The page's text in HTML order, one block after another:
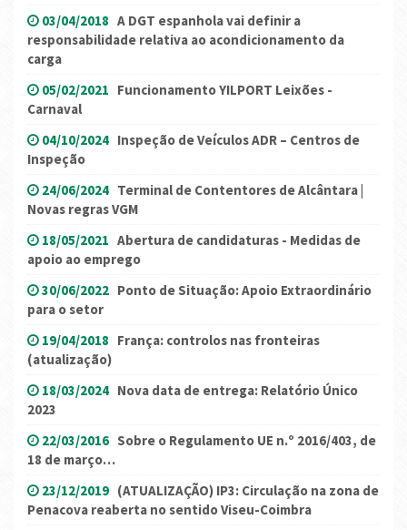
03/04/2018 A DGT espanhola vai definir a
responsabilidade relativa ao acondicionamento da
carga
05/02/2021 Funcionamento YILPORT Leixões -
Carnaval
04/10/2024 Inspeção de Veículos ADR – Centros de
Inspeção
24/06/2024 Terminal de Contentores de Alcântara |
Novas regras VGM
18/05/2021 Abertura de candidaturas - Medidas de
apoio ao emprego
30/06/2022 Ponto de Situação: Apoio Extraordinário
para o setor
19/04/2018 França: controlos nas fronteiras
(atualização)
18/03/2024 Nova data de entrega: Relatório Único
2023
22/03/2016 Sobre o Regulamento UE n.º 2016/403, de
18 de março…
23/12/2019 (ATUALIZAÇÃO) IP3: Circulação na zona de
Penacova reaberta no sentido Viseu-Coimbra